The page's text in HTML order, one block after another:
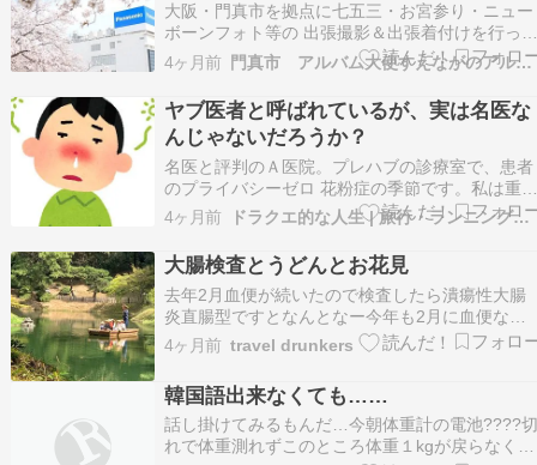
大阪・門真市を拠点に七五三・お宮参り・ニュー
ボーンフォト等の 出張撮影＆出張着付けを行って
いるカメラマン『まいにち記念日』のすえながで
す ▼2026年5月末までの予約状況がわかります。
???? 撮影可能な日程はこちらをチェック ▼着付
けのご予約はこちら（早朝予約はLINEでお…
4ヶ月前 門真市 アルバム大使すえながのアルバムカフェ活動日記
ヤブ医者と呼ばれているが、実は名医な
んじゃないだろうか？
名医と評判のＡ医院。プレハブの診療室で、患者
のプライバシーゼロ 花粉症の季節です。私は重度
の花粉症患者。毎年、この時期になると耳鼻科の
お世話になっています。 近所に、名医と呼ばれる
耳鼻科のＡ医院がありました。かつて喉が腫れて
食欲がなく体調が最悪だったときに、Ａ医院で見
てもらい、点…
4ヶ月前 ドラクエ的な人生 | 旅行・ランニング・感動・ライフ
大腸検査とうどんとお花見
去年2月血便が続いたので検査したら潰瘍性大腸
炎直腸型ですとなんとなー今年も2月に血便なか
なかしつこく出だして去年より量も多くて3月か
らステロイド投薬開始本日は大腸検査の日でした
前日から食事制限早朝から大量の水分摂取麻酔し
っかりいれてもろて無事終了怪しい部位はセーフ
だったようで一…
4ヶ月前 travel drunkers
韓国語出来なくても……
話し掛けてみるもんだ…今朝体重計の電池????切
れで体重測れずこのところ体重１kgが戻らなくて